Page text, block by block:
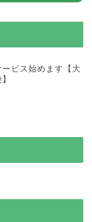
ビス始めます【大